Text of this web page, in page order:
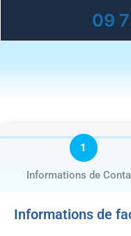
09
1
Informations de
Informations de